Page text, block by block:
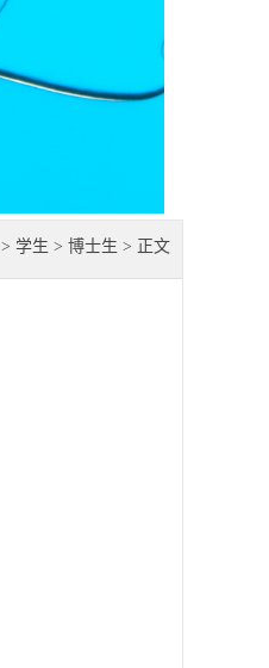
> 学生 > 博士生 > 正文